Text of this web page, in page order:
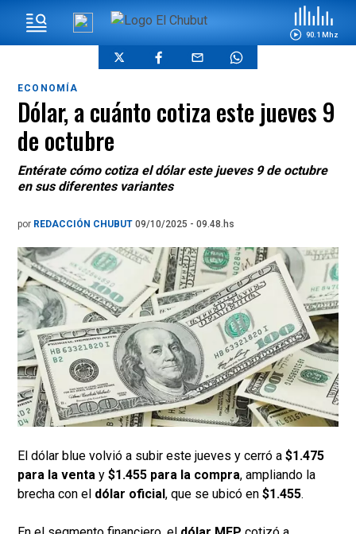
90.1 Mhz
ECONOMÍA
Dólar, a cuánto cotiza este jueves 9
de octubre
Entérate cómo cotiza el dólar este jueves 9 de octubre
en sus diferentes variantes
por REDACCIÓN CHUBUT 09/10/2025 - 09.48.hs
El dólar blue volvió a subir este jueves y cerró a $1.475
para la venta y $1.455 para la compra, ampliando la
brecha con el dólar oficial , que se ubicó en $1.455.